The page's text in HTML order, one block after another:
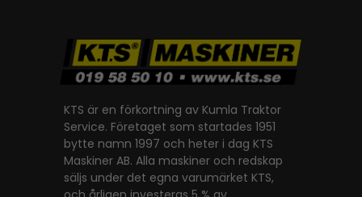
KTS är en förkortning av Kumla Traktor
Service. Företaget som startades 1951
bytte namn 1997 och heter i dag KTS
Maskiner AB. Alla maskiner och redskap
säljs under det egna varumärket KTS,